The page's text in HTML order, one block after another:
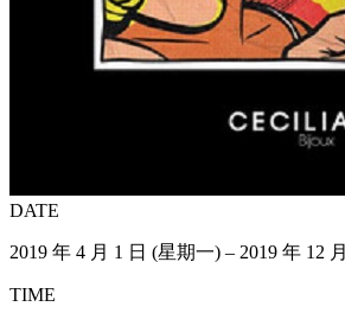
DATE
2019 年 4 月 1 日 (星期一) – 2019 年 12
TIME